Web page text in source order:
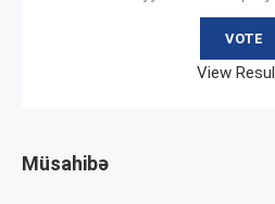
View
Müsahibə